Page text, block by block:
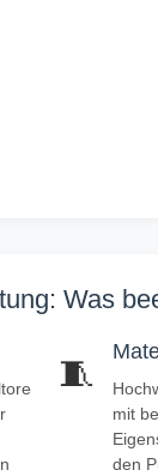
Was
🧵
mit
den